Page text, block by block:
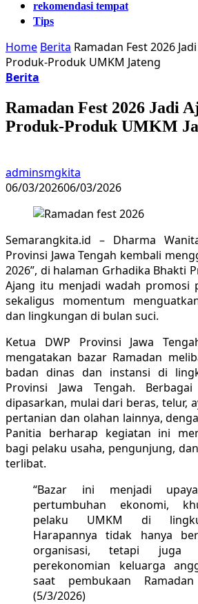
rekomendasi tempat
Tips
Home Berita Ramadan Fest 2026
Produk-Produk UMKM Jateng
Berita
Ramadan Fest 2026 Jadi
Produk-Produk UMKM
adminsmgkita
06/03/202606/03/2026
Semarangkita.id – Dharma
Provinsi Jawa Tengah kembali
2026”, di halaman Grhadika Bhakti
Ajang itu menjadi wadah promosi
sekaligus momentum
dan lingkungan di bulan suci.
Ketua DWP Provinsi Jawa
mengatakan bazar Ramadan
badan dinas dan instansi di
Provinsi Jawa Tengah.
dipasarkan, mulai dari beras, telur,
pertanian dan olahan lainnya,
Panitia berharap kegiatan ini
bagi pelaku usaha, pengunjung,
terlibat.
“Bazar ini menjadi
pertumbuhan ekonomi,
pelaku UMKM di
Harapannya tidak hanya
organisasi, tetapi juga
perekonomian keluarga
saat pembukaan
(5/3/2026)